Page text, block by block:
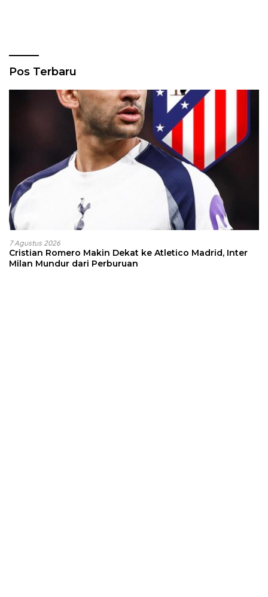
Pos Terbaru
7 Agustus 2026
Cristian Romero Makin Dekat ke Atletico Madrid, Inter
Milan Mundur dari Perburuan